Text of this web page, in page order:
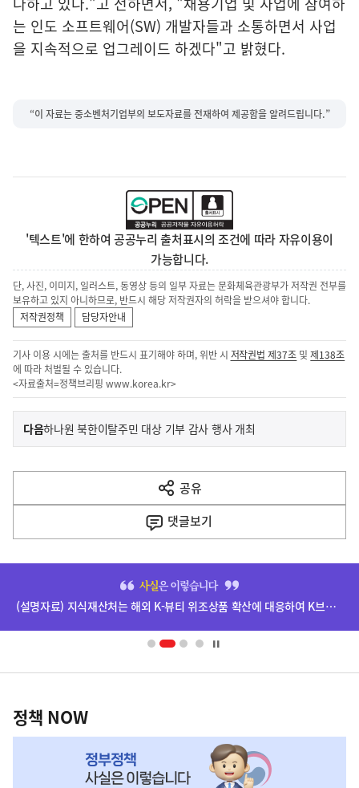
는 인도 소프트웨어(SW) 개발자들과 소통하면서 사업
을 지속적으로 업그레이드 하겠다"고 밝혔다.
“이 자료는 중소벤처기업부의 보도자료를 전재하여 제공함을 알려드립니다.”
'텍스트'에 한하여 공공누리 출처표시의 조건에 따라 자유이용이
가능합니다.
단, 사진, 이미지, 일러스트, 동영상 등의 일부 자료는 문화체육관광부가 저작권 전부를
보유하고 있지 아니하므로, 반드시 해당 저작권자의 허락을 받으셔야 합니다.
저작권정책
담당자안내
기사 이용 시에는 출처를 반드시 표기해야 하며, 위반 시 저작권법 제37조 및제138조
에 따라 처벌될 수 있습니다.
<자료출처=정책브리핑 www.korea.kr>
이
전
다
음
다음기
하나원 북한이탈주민 대상 기부 감사 행사 개최
공유
열
기
댓글보기
영
(설명자료) 지식재산처는 해외 K-뷰티 위조상품 확산에 대응하여 K브랜드 정부인증, 유통차단, 국제공조까지 K-브랜드 보호를 강화하고 있습니다.
책
NOW,
정책 NOW